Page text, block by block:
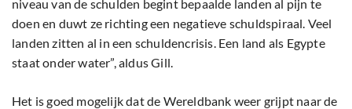
niveau van de schulden begint bepaalde landen al pijn te
doen en duwt ze richting een negatieve schuldspiraal. Veel
landen zitten al in een schuldencrisis. Een land als Egypte
staat onder water”, aldus Gill.
Het is goed mogelijk dat de Wereldbank weer grijpt naar de